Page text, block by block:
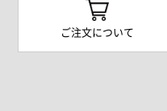
ご注文について